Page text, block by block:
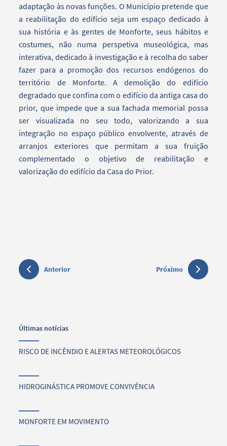
adaptação às novas funções. O Município pretende que
a reabilitação do edifício seja um espaço dedicado à
sua história e às gentes de Monforte, seus hábitos e
costumes, não numa perspetiva museológica, mas
interativa, dedicado à investigação e à recolha do saber
fazer para a promoção dos recursos endógenos do
território de Monforte. A demolição do edifício
degradado que confina com o edifício da antiga casa do
prior, que impede que a sua fachada memorial possa
ser visualizada no seu todo, valorizando a sua
integração no espaço público envolvente, através de
arranjos exteriores que permitam a sua fruição
complementado o objetivo de reabilitação e
valorização do edifício da Casa do Prior.
Anterior Próximo
Últimas notícias
RISCO DE INCÊNDIO E ALERTAS METEOROLÓGICOS
HIDROGINÁSTICA PROMOVE CONVIVÊNCIA
MONFORTE EM MOVIMENTO